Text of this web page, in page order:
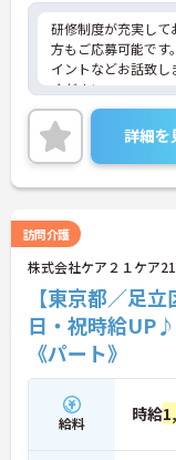
研修制度が充実して
方もご応募可能です
イントなどお話致し
ください。
詳細を
訪問介護
株式会社ケア２１ケア
【東京都／足
日・祝時給
《パート》
給料 時給